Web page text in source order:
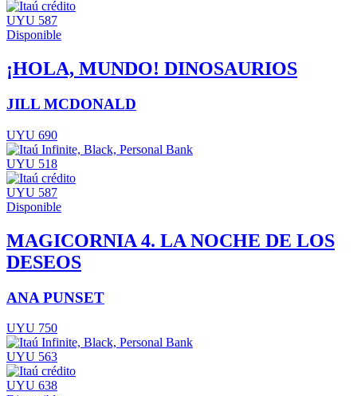
UYU 587
Disponible
¡HOLA, MUNDO! DINOSAURIOS
JILL MCDONALD
UYU 690
UYU 518
UYU 587
Disponible
MAGICORNIA 4. LA NOCHE DE LOS
DESEOS
ANA PUNSET
UYU 750
UYU 563
UYU 638